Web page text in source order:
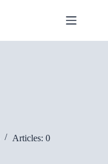
Articles: 0